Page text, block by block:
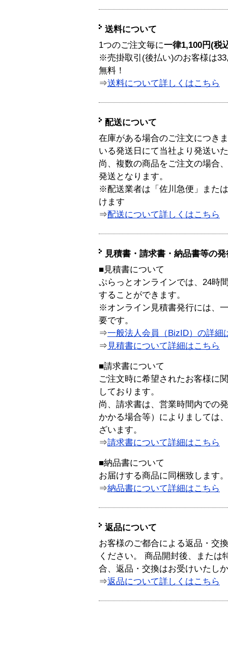
送料について
1つのご注文毎に一律1,100円(税
※売掛取引(後払い)のお客様は
無料！
⇒送料について詳しくはこちら
配送について
在庫がある場合のご注文につき
いる発送日にて当社より発送い
尚、複数の商品をご注文の場合
発送となります。
※配送業者は「佐川急便」また
けます
⇒配送について詳しくはこちら
見積書・請求書・納品書等の
■見積書について
ぷらっとオンラインでは、24時
することができます。
※オンライン見積書発行には、
要です。
⇒一般法人会員（BizID）の詳細
⇒ 見積書について詳細はこちら
■請求書について
ご注文時に希望されたお客様に
しております。
尚、請求書は、営業時間内での
かかる場合等）によりましては
ざいます。
⇒請求書について詳細はこちら
■納品書について
お届けする商品に同梱致します。
⇒納品書について詳細はこちら
返品について
お客様のご都合による返品・交
ください。 商品開封後、または
合、返品・交換はお受けいたし
⇒返品について詳しくはこちら